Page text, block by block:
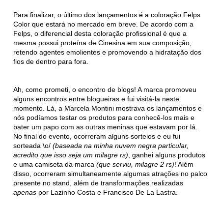
Para finalizar, o último dos lançamentos é a coloração Felps
Color que estará no mercado em breve. De acordo com a
Felps, o diferencial desta coloração profissional é que a
mesma possui proteína de Cinesina em sua composição,
retendo agentes emolientes e promovendo a hidratação dos
fios de dentro para fora.
Ah, como prometi, o encontro de blogs! A marca promoveu
alguns encontros entre blogueiras e fui visitá-la neste
momento. Lá, a Marcela Montini mostrava os lançamentos e
nós podíamos testar os produtos para conhecê-los mais e
bater um papo com as outras meninas que estavam por lá.
No final do evento, ocorreram alguns sorteios e eu fui
sorteada \o/(baseada na minha nuvem negra particular,
acredito que isso seja um milagre rs) , ganhei alguns produtos
e uma camiseta da marca(que serviu, milagre 2 rs)! Além
disso, ocorreram simultaneamente algumas atrações no palco
presente no stand, além de transformações realizadas
apenas por Lazinho Costa e Francisco De La Lastra.